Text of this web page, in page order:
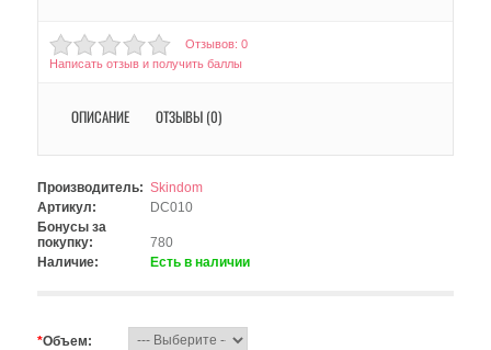
Отзывов: 0
Написать отзыв и получить баллы
ОПИСАНИЕ ОТЗЫВЫ (0)
Производитель: Skindom
Артикул:
DC010
Бонусы за
покупку:
780
Наличие:
Есть в наличии
*Объем: